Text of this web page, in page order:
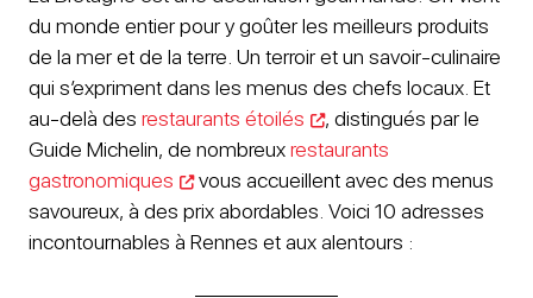
du monde entier pour y goûter les meilleurs produits
de la mer et de la terre. Un terroir et un savoir-culinaire
qui s’expriment dans les menus des chefs locaux. Et
au-delà des restaurants étoilés
, distingués par le
Guide Michelin, de nombreuxrestaurants
gastronomiques
vous accueillent avec des menus
savoureux, à des prix abordables. Voici 10 adresses
incontournables à Rennes et aux alentours :